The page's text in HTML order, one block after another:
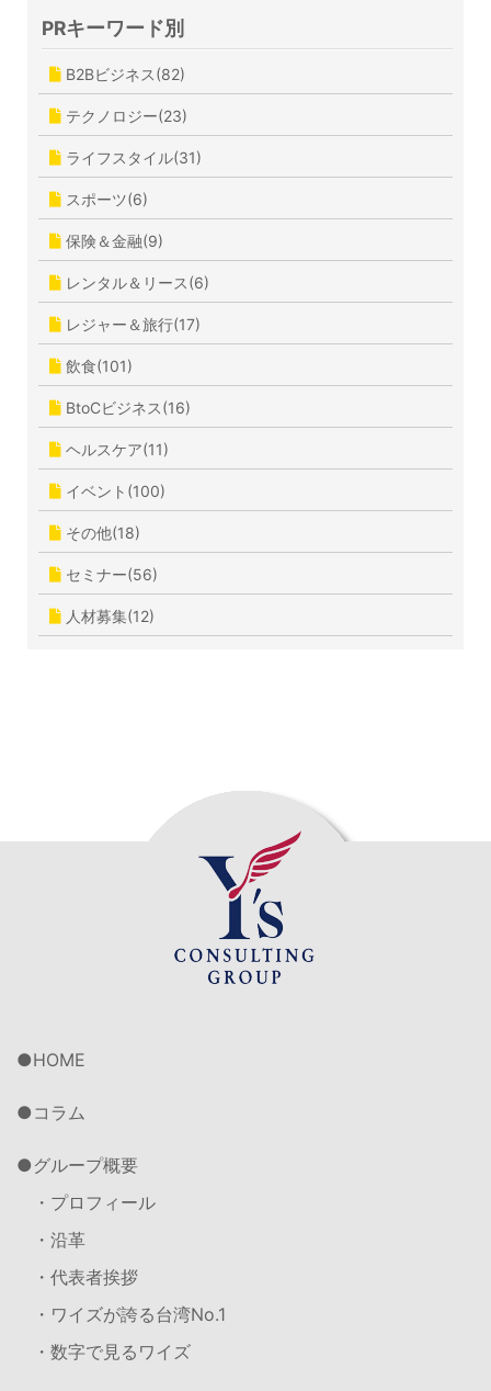
PRキーワード別
B2Bビジネス(82)
テクノロジー(23)
ライフスタイル(31)
スポーツ(6)
保険＆金融(9)
レンタル＆リース(6)
レジャー＆旅行(17)
飲食(101)
BtoCビジネス(16)
ヘルスケア(11)
イベント(100)
その他(18)
セミナー(56)
人材募集(12)
HOME
コラム
グループ概要
・プロフィール
・沿革
・代表者挨拶
・ワイズが誇る台湾No.1
・数字で見るワイズ